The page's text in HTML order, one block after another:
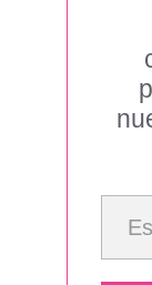
Escribe tu